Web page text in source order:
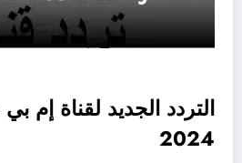
التردد الجديد لقناة إم
2024